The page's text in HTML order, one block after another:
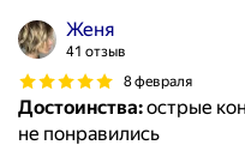
Женя
41 отзыв
8 февраля
Достоинства:острые
не понравились